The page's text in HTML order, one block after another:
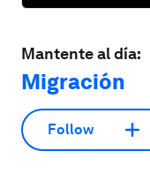
Mantente al día:
Migración
Follow